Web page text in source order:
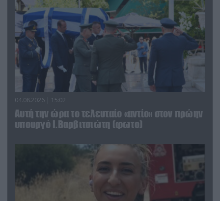
04.08.2026 | 15:02
Αυτή την ώρα το τελευταίο «αντίο» στον πρώην
υπουργό Ι.Βαρβιτσιώτη (φωτο)